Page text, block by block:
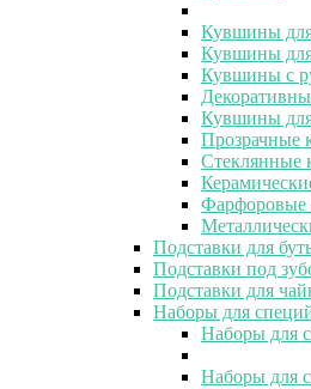
Кувшины
Кувшины
Кувшины с
Кувшины
Прозрачные
Стеклянные
Подставки для
Подставки под
Подставки для
Наборы для
Наборы для
Наборы для